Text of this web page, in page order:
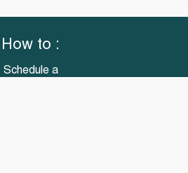
How to :
Schedule a